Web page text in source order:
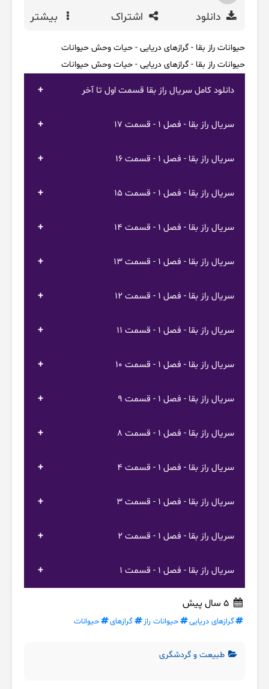
دانلود اشتراک بیشتر
حیوانات راز بقا - گرازهای دریایی - حیات وحش حیوانات
حیوانات راز بقا - گرازهای دریایی - حیات وحش حیوانات
دانلود کامل سریال راز بقا قسمت اول تا آخر
سریال راز بقا - فصل 1 - قسمت 17
سریال راز بقا - فصل 1 - قسمت 16
سریال راز بقا - فصل 1 - قسمت 15
سریال راز بقا - فصل 1 - قسمت 14
سریال راز بقا - فصل 1 - قسمت 13
سریال راز بقا - فصل 1 - قسمت 12
سریال راز بقا - فصل 1 - قسمت 11
سریال راز بقا - فصل 1 - قسمت 10
سریال راز بقا - فصل 1 - قسمت 9
سریال راز بقا - فصل 1 - قسمت 8
سریال راز بقا - فصل 1 - قسمت 4
سریال راز بقا - فصل 1 - قسمت 3
سریال راز بقا - فصل 1 - قسمت 2
سریال راز بقا - فصل 1 - قسمت 1
گرازهای دریایی حیوانات راز گرازهای حیوانات
طبیعت و گردشگری